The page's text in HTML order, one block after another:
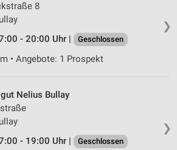
❯
8
- 20:00 Uhr |
Geschlossen
• Angebote: 1 Prospekt
❯
Nelius Bullay
- 19:00 Uhr |
Geschlossen